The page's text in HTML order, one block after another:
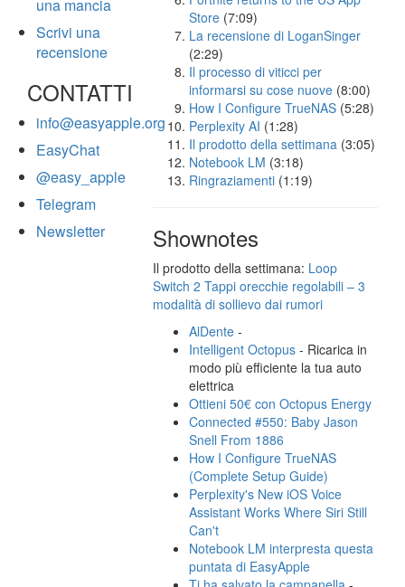
una mancia
Scrivi una
recensione
CONTATTI
info@easyapple.org
EasyChat
@easy_apple
Telegram
Newsletter
Store (7:09)
La recensione di LoganSinger
(2:29)
Il processo di viticci per
informarsi su cose nuove (8:00)
How I Configure TrueNAS (5:28)
Perplexity AI (1:28)
Il prodotto della settimana (3:05)
Notebook LM (3:18)
Ringraziamenti (1:19)
Shownotes
Il prodotto della settimana: Loop
Switch 2 Tappi orecchie regolabili – 3
modalità di sollievo dai rumori
AlDente -
Intelligent Octopus - Ricarica in
modo più efficiente la tua auto
elettrica
Ottieni 50€ con Octopus Energy
Connected #550: Baby Jason
Snell From 1886
How I Configure TrueNAS
(Complete Setup Guide)
Perplexity's New iOS Voice
Assistant Works Where Siri Still
Can't
Notebook LM interpresta questa
puntata di EasyApple